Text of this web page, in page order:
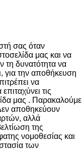
σας όταν
μας και να
τη δυνατότητα να
για την αποθήκευση
να
τις
μας . Παρακαλούμε
αποθηκεύουν
αλλά
της
νομοθεσίας και
των